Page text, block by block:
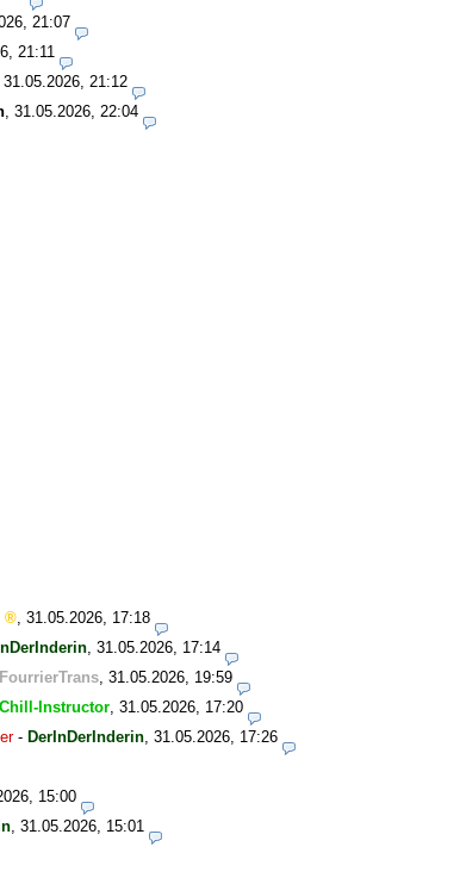
21:07
21:11
31.05.2026, 21:12
31.05.2026, 22:04
31.05.2026, 17:18
31.05.2026, 17:14
FourrierTrans 31.05.2026, 19:59
Chill-Instructor 31.05.2026, 17:20
- DerInDerInderin 31.05.2026, 17:26
15:00
31.05.2026, 15:01